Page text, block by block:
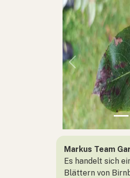
Previous
Markus Team
Es handelt sich
Blättern von